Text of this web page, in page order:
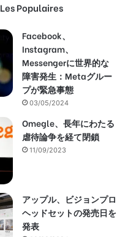
Les Populaires
Facebook、
Instagram、
Messengerに世界的な
障害発生：Metaグルー
プが緊急事態
03/05/2024
Omegle、長年にわたる
虐待論争を経て閉鎖
11/09/2023
アップル、ビジョンプロ
ヘッドセットの発売日を
発表